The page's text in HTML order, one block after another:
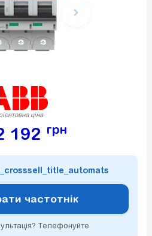
ціна
192 грн
частотнік
Телефонуйте